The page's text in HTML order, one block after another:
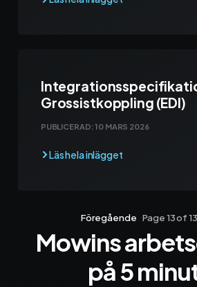
Grossistkoppling (EDI)
PUBLICERAD:10 MARS 2026
Föregående Page 13 of 13
Sida 1Sida 2 Sida 3Sida 4 Sida 5Sida 6 Sida 7
Mowins
på 5